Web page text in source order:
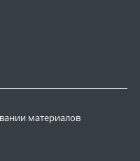
материалов